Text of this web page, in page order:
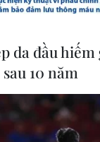
nhất trí thúc
Chiến lược "Ba
da đầu
10 năm